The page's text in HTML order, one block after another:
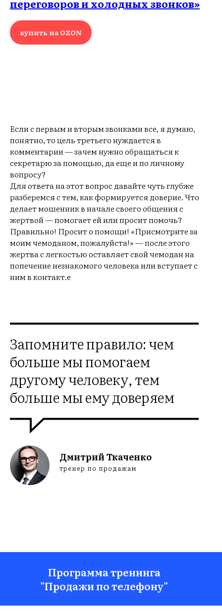
переговоров и холодных звонков»
купить на OZON
Если с первым и вторым звонками все, я думаю,
понятно, то цель третьего нуждается в
комментарии — зачем нужно обращаться к
секретарю за помощью, да еще и по личному
вопросу?
Для ответа на этот вопрос давайте чуть глубже
разберемся с тем, как формируется доверие. Что
делает мошенник в начале своего общения с
жертвой — помогает ей или просит помочь?
Правильно! Просит о помощи! «Присмотрите за
моим чемоданом, пожалуйста!» — после этого
жертва с легкостью оставляет свой чемодан на
попечение незнакомого человека или вступает с
ним в контакт.е
Запомните правило: чем
больше мы помогаем
другому человеку, тем
больше мы ему доверяем
Дмитрий Ткаченко
тренер по продажам
Программа тренинга
"Продажи по телефону"